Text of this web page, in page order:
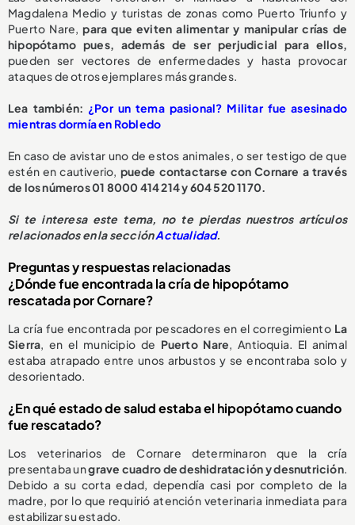
Magdalena Medio y turistas de zonas como Puerto Triunfo y
Puerto Nare, para que eviten alimentar y manipular crías de
hipopótamo pues, además de ser perjudicial para ellos,
pueden ser vectores de enfermedades y hasta provocar
ataques de otros ejemplares más grandes.
Lea también: ¿Por un tema pasional? Militar fue asesinado
mientras dormía en Robledo
En caso de avistar uno de estos animales, o ser testigo de que
estén en cautiverio, puede contactarse con Cornare a través
de los números 01 8000 414 214 y 604 520 1170.
Si te interesa este tema, no te pierdas nuestros artículos
relacionados en la secciónActualidad.
Preguntas y respuestas relacionadas
¿Dónde fue encontrada la cría de hipopótamo
rescatada por Cornare?
La cría fue encontrada por pescadores en el corregimiento La
Sierra, en el municipio de Puerto Nare, Antioquia. El animal
estaba atrapado entre unos arbustos y se encontraba solo y
desorientado.
¿En qué estado de salud estaba el hipopótamo cuando
fue rescatado?
Los veterinarios de Cornare determinaron que la cría
presentaba ungrave cuadro de deshidratación y desnutrición.
Debido a su corta edad, dependía casi por completo de la
madre, por lo que requirió atención veterinaria inmediata para
estabilizar su estado.